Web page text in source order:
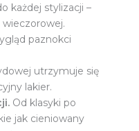
każdej stylizacji –
paznokci
utrzymuje się
lakier.
Od klasyki po
jak cieniowany